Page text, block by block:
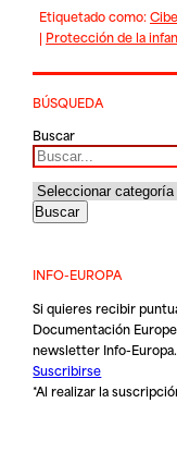
Etiquetado como:
| Protección de la
BÚSQUEDA
Buscar
INFO-EUROPA
Si quieres recibir
Documentación
newsletter Info-Europa.
Suscribirse
*Al realizar la